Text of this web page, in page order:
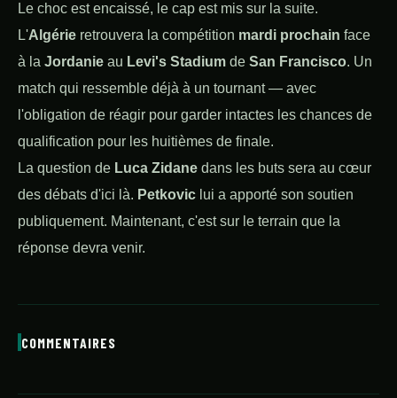
Le choc est encaissé, le cap est mis sur la suite.
L'Algérie retrouvera la compétition mardi prochain face
à la Jordanie au Levi's Stadium de San Francisco. Un
match qui ressemble déjà à un tournant — avec
l'obligation de réagir pour garder intactes les chances de
qualification pour les huitièmes de finale.
La question de Luca Zidane dans les buts sera au cœur
des débats d'ici là. Petkovic lui a apporté son soutien
publiquement. Maintenant, c'est sur le terrain que la
réponse devra venir.
COMMENTAIRES